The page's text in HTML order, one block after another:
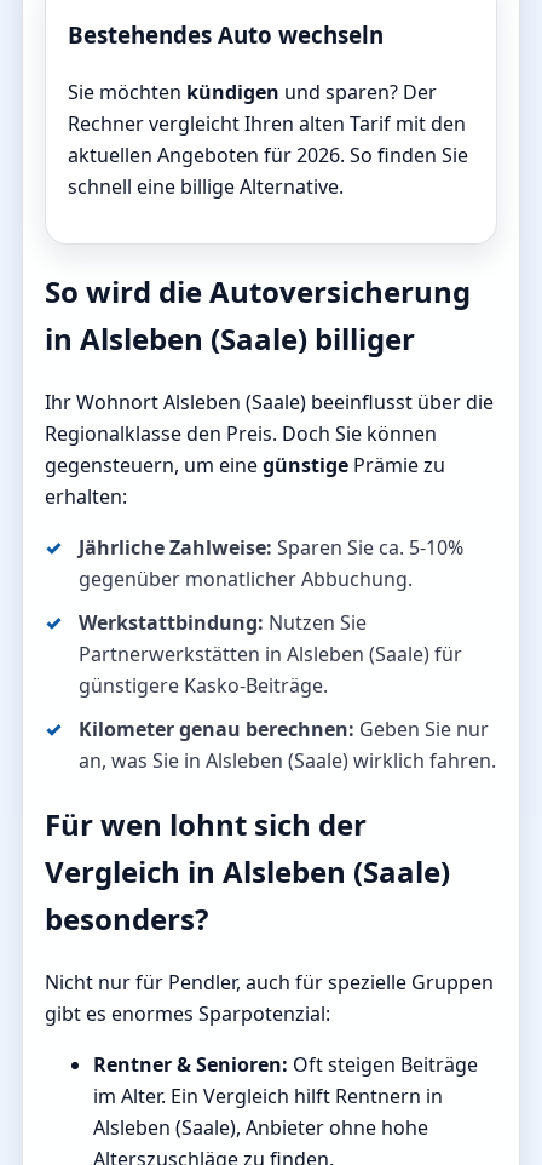
Bestehendes Auto wechseln
Sie möchten kündigen und sparen? Der
Rechner vergleicht Ihren alten Tarif mit den
aktuellen Angeboten für 2026. So finden Sie
schnell eine billige Alternative.
So wird die Autoversicherung
in Alsleben (Saale) billiger
Ihr Wohnort Alsleben (Saale) beeinflusst über die
Regionalklasse den Preis. Doch Sie können
gegensteuern, um einegünstige Prämie zu
erhalten:
Jährliche Zahlweise: Sparen Sie ca. 5-10%
gegenüber monatlicher Abbuchung.
Werkstattbindung: Nutzen Sie
Partnerwerkstätten in Alsleben (Saale) für
günstigere Kasko-Beiträge.
Kilometer genau berechnen: Geben Sie nur
an, was Sie in Alsleben (Saale) wirklich fahren.
Für wen lohnt sich der
Vergleich in Alsleben (Saale)
besonders?
Nicht nur für Pendler, auch für spezielle Gruppen
gibt es enormes Sparpotenzial:
Rentner & Senioren: Oft steigen Beiträge
im Alter. Ein Vergleich hilft Rentnern in
Alsleben (Saale), Anbieter ohne hohe
Alterszuschläge zu finden.